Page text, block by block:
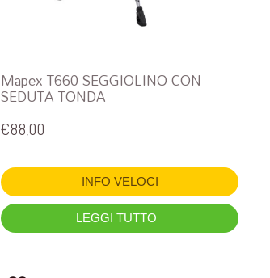
Mapex T660 SEGGIOLINO CON
SEDUTA TONDA
€88,00
INFO VELOCI
LEGGI TUTTO